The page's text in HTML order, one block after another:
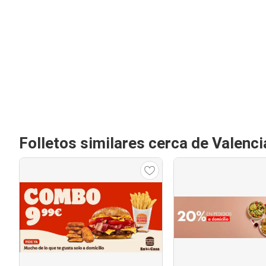
Folletos similares cerca de